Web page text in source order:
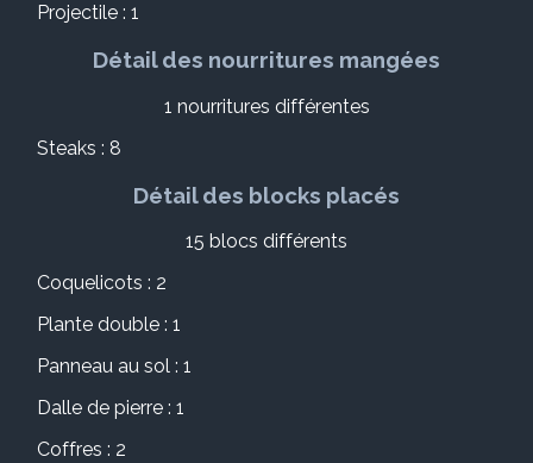
Projectile : 1
Détail des nourritures mangées
1 nourritures différentes
Steaks : 8
Détail des blocks placés
15 blocs différents
Coquelicots : 2
Plante double : 1
Panneau au sol : 1
Dalle de pierre : 1
Coffres : 2